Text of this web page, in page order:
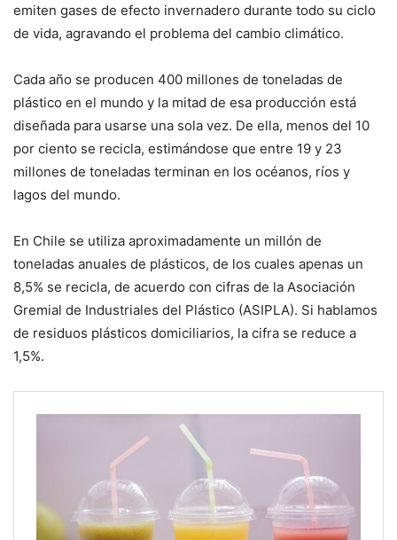
emiten gases de efecto invernadero durante todo su ciclo
de vida, agravando el problema del cambio climático.
Cada año se producen 400 millones de toneladas de
plástico en el mundo y la mitad de esa producción está
diseñada para usarse una sola vez. De ella, menos del 10
por ciento se recicla, estimándose que entre 19 y 23
millones de toneladas terminan en los océanos, ríos y
lagos del mundo.
En Chile se utiliza aproximadamente un millón de
toneladas anuales de plásticos, de los cuales apenas un
8,5% se recicla, de acuerdo con cifras de la Asociación
Gremial de Industriales del Plástico (ASIPLA). Si hablamos
de residuos plásticos domiciliarios, la cifra se reduce a
1,5%.